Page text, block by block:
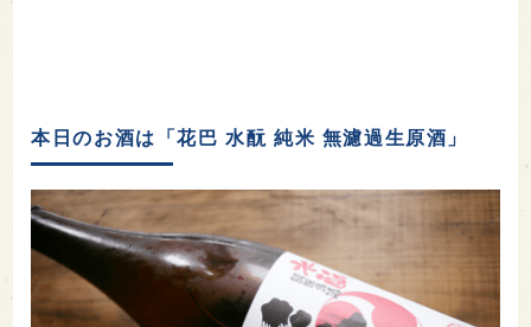
本日のお酒は「花巴 水酛 純米 無濾過生原酒」